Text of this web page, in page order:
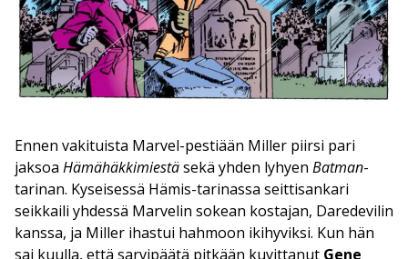
Ennen vakituista Marvel-pestiään Miller piirsi pari
jaksoa Hämähäkkimiestäsekä yhden lyhyen Batman-
tarinan. Kyseisessä Hämis-tarinassa seittisankari
seikkaili yhdessä Marvelin sokean kostajan, Daredevilin
kanssa, ja Miller ihastui hahmoon ikihyviksi. Kun hän
sai kuulla, että sarvipäätä pitkään kuvittanut Gene